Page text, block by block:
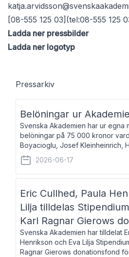
[08-555 125 03](tel:08-555 125
Ladda ner pressbilder
Ladda ner logotyp
Pressarkiv
Belöningar ur
Svenska Akademien har ur egna
belöningar på 75 000 kronor
Boyacioglu, Josef Kleinheinrich,
Stenroth och Svante Strandberg.
född 1981, är poet och scenartist.
2026-06-17
Eric Cullhed, Paula
Lilja tilldelas
Karl Ragnar Gierows
Svenska Akademien har tilldelat
Henrikson och Eva Lilja
Ragnar Gierows donationsfond